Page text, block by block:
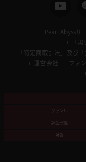
Pearl Abyssサ
「
「特定商取引法」及び
運営会社
ファ
ジャンル
課金形態
対象